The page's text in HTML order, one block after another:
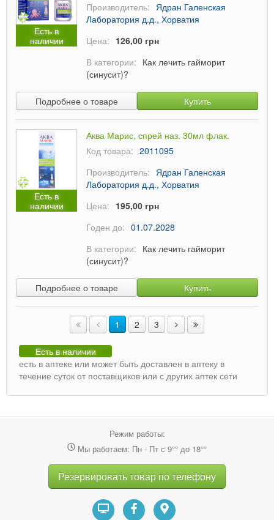
Есть в
наличии
Производитель: Ядран Галенская
Лаборатория д.д., Хорватия
Цена: 126,00 грн
В категории: Как лечить гайморит
(синусит)?
Подробнее о товаре Купить
Есть в
наличии
Аква Марис, спрей наз. 30мл флак.
Код товара: 2011095
Производитель: Ядран Галенская
Лаборатория д.д., Хорватия
Цена: 195,00 грн
Годен до: 01.07.2028
В категории: Как лечить гайморит
(синусит)?
Подробнее о товаре Купить
1 2 3
Есть в наличии
есть в аптеке или может быть доставлен в аптеку в
течение суток от поставщиков или с других аптек сети
Режим работы:
Мы работаем: Пн - Пт с 9°° до 18°°
Резервировать товар по телефону